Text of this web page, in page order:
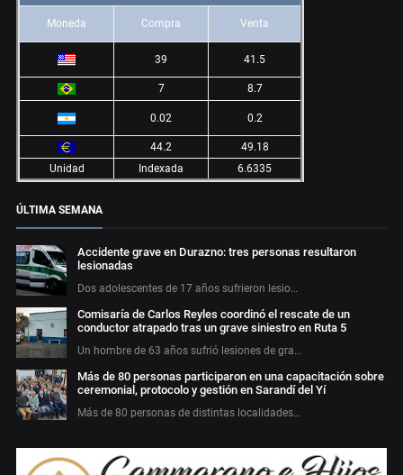
Moneda Compra Venta
39 41.5
7 8.7
0.02 0.2
44.2
49.18
Unidad
Indexada 6.6335
ÚLTIMA SEMANA
Accidente grave en Durazno: tres personas resultaron
lesionadas
Dos adolescentes de 17 años sufrieron lesio…
Comisaría de Carlos Reyles coordinó el rescate de un
conductor atrapado tras un grave siniestro en Ruta 5
Un hombre de 63 años sufrió lesiones de gra…
Más de 80 personas participaron en una capacitación sobre
ceremonial, protocolo y gestión en Sarandí del Yí
Más de 80 personas de distintas localidades…